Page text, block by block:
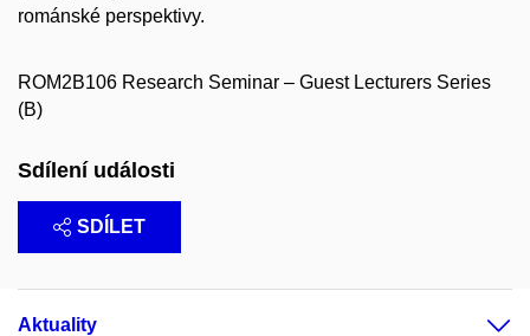
románské perspektivy.
ROM2B106 Research Seminar – Guest Lecturers Series
(B)
Sdílení události
SDÍLET
Aktuality